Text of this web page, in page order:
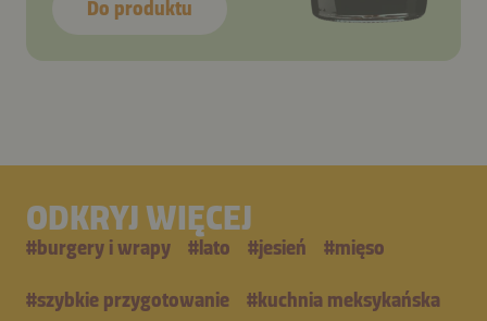
Do produktu
ODKRYJ WIĘCEJ
#burgery i wrapy #lato #jesień #mięso
#szybkie przygotowanie #kuchnia meksykańska